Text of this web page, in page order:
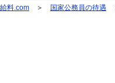
国家公務員編
給料.com ＞ 国家公務員の待遇